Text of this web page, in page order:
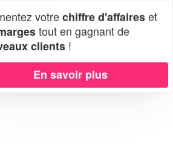
votrechiffre d'affaireset
tout en gagnant de
clients !
En savoir plus